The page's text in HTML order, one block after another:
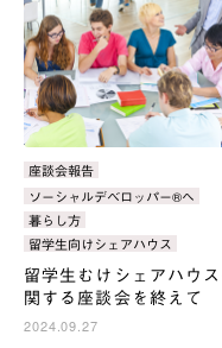
カ
テ
ゴ
リ：
座談会報告
タ
グ：
ソーシャルデベロッパー®へ
暮らし方
留学生向けシェアハウス
留学生むけシェアハウ
関する座談会を終えて
2024.09.27